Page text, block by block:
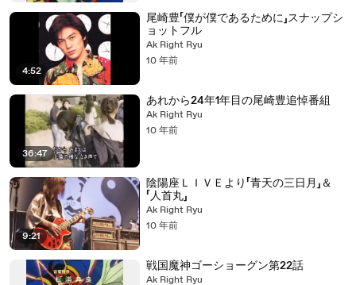
4:52
尾崎豊「僕が僕であるために」スナップシ
ョットフル
Ak Right Ryu
10 年前
36:47
あれから24年1年目の尾崎豊追悼番組
Ak Right Ryu
10 年前
9:21
陰陽座ＬＩＶＥより「青天の三日月」＆
「人首丸」
Ak Right Ryu
10 年前
戦国魔神ゴーショーグン第22話
Ak Right Ryu